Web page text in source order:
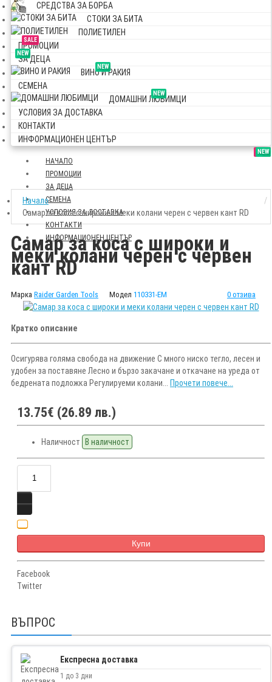
СРЕДСТВА ЗА БОРБА
СТОКИ ЗА БИТА
ПОЛИЕТИЛЕН
SALE
ПРОМОЦИИ
NEW
ЗА ДЕЦА
NEW
ВИНО И РАКИЯ
СЕМЕНА
NEW
ДОМАШНИ ЛЮБИМЦИ
УСЛОВИЯ ЗА ДОСТАВКА
КОНТАКТИ
ИНФОРМАЦИОНЕН ЦЕНТЪР
НАЧАЛО
SALE
ПРОМОЦИИ
NEW
ЗА ДЕЦА
СЕМЕНА
УСЛОВИЯ ЗА ДОСТАВКА
КОНТАКТИ
ИНФОРМАЦИОНЕН ЦЕНТЪР
Начало
Самар за коса с широки и меки колани черен с червен кант RD
Самар за коса с широки и
меки колани черен с червен
кант RD
Марка Raider Garden Tools Модел 110331-EM 0 отзива
Кратко описание
Осигурява голяма свобода на движение С много ниско тегло, лесен и
удобен за поставяне Лесно и бързо закачане и откачане на уреда от
бедрената подложка Регулируеми колани... Прочети повече...
13.75€ (26.89 лв.)
Наличност В наличност
Купи
Facebook
Twitter
ВЪПРОС
Експресна доставка
1 до 3 дни